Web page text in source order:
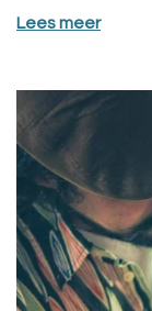
Lees meer